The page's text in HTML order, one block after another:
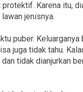
protektif. Karena itu,
jenisnya.
puber. Keluarganya
juga tidak tahu.
tidak dianjurkan